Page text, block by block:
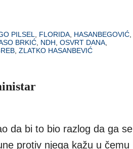
PILSEL FLORIDA HASANBEGOVIĆ
BRKIĆ NDH OSVRT DANA
ZLATKO HASANBEVIĆ
da bi to bio razlog da ga se
protiv njega kažu u čemu